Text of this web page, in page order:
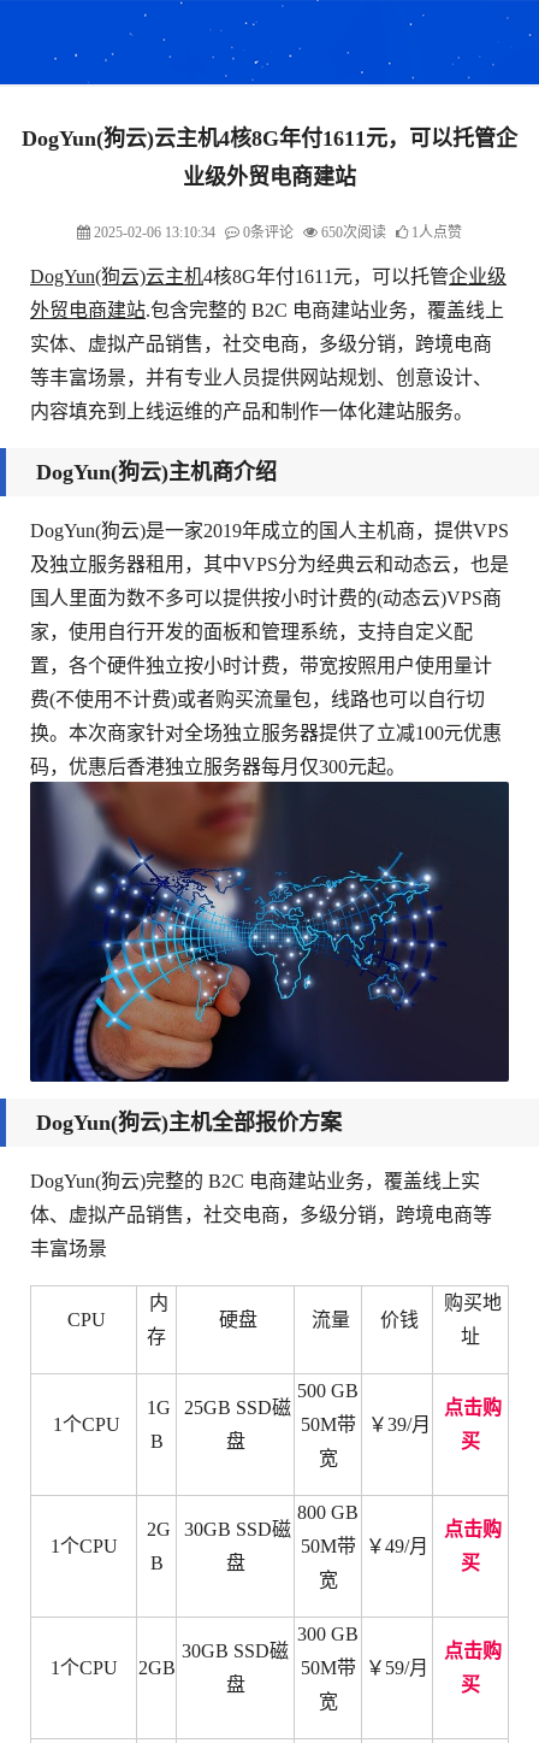
DogYun(狗云)云主机4核8G年付1611元，可以托管企
业级外贸电商建站
2025-02-06 13:10:34 0条评论 650次阅读 1人点赞
DogYun(狗云)云主机4核8G年付1611元，可以托管企业级
外贸电商建站.包含完整的 B2C 电商建站业务，覆盖线上
实体、虚拟产品销售，社交电商，多级分销，跨境电商
等丰富场景，并有专业人员提供网站规划、创意设计、
内容填充到上线运维的产品和制作一体化建站服务。
DogYun(狗云)主机商介绍
DogYun(狗云)是一家2019年成立的国人主机商，提供VPS
及独立服务器租用，其中VPS分为经典云和动态云，也是
国人里面为数不多可以提供按小时计费的(动态云)VPS商
家，使用自行开发的面板和管理系统，支持自定义配
置，各个硬件独立按小时计费，带宽按照用户使用量计
费(不使用不计费)或者购买流量包，线路也可以自行切
换。本次商家针对全场独立服务器提供了立减100元优惠
码，优惠后香港独立服务器每月仅300元起。
DogYun(狗云)主机全部报价方案
DogYun(狗云)完整的 B2C 电商建站业务，覆盖线上实
体、虚拟产品销售，社交电商，多级分销，跨境电商等
丰富场景
CPU
内
存
硬盘 流量 价钱
购买地
址
1个CPU
1G
B
25GB SSD磁
盘
500 GB
50M带
宽
￥39/月
点击购
买
1个CPU
2G
B
30GB SSD磁
盘
800 GB
50M带
宽
￥49/月
点击购
买
1个CPU 2GB
30GB SSD磁
盘
300 GB
50M带
宽
￥59/月
点击购
买